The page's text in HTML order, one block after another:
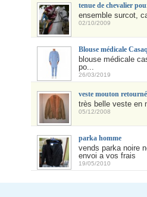
tenue de chevalier
ensemble surcot,
02/10/2009
Blouse médicale
blouse médicale
po...
26/03/2019
veste mouton retourné
très belle veste en
05/12/2008
parka homme
vends parka noire
envoi a vos frais
19/05/2010